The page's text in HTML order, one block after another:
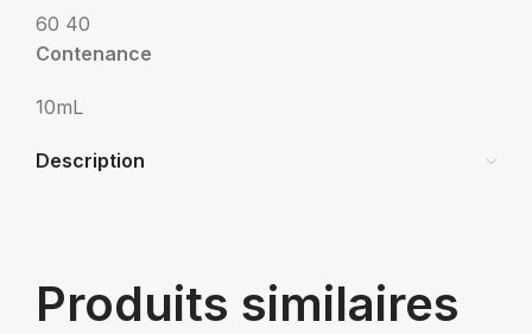
60 40
Contenance
10mL
Description
Produits similaires